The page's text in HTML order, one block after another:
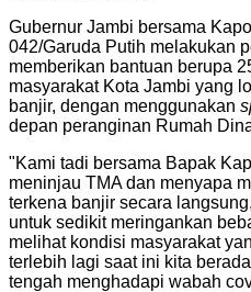
Gubernur Jambi bersama
042/Garuda Putih melakukan
memberikan bantuan berupa
masyarakat Kota Jambi yang
banjir, dengan menggunakan
depan peranginan Rumah
"Kami tadi bersama Bapak
meninjau TMA dan menyapa
terkena banjir secara
untuk sedikit meringankan
melihat kondisi masyarakat
terlebih lagi saat ini kita
tengah menghadapi wabah